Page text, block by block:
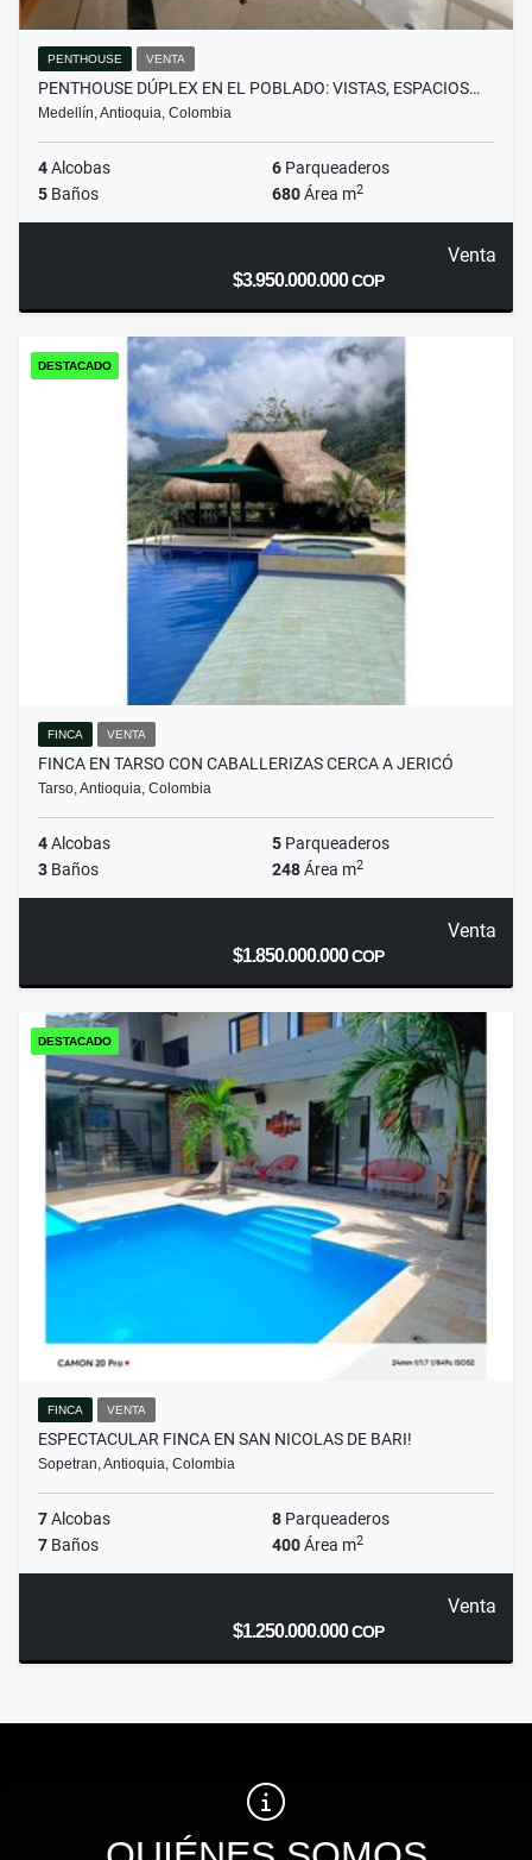
PENTHOUSE VENTA
PENTHOUSE DÚPLEX EN EL POBLADO: VISTAS, ESPACIOS…
Medellín, Antioquia, Colombia
4Alcobas 6 Parqueaderos
5 Baños 680Área m2
Venta
$3.950.000.000COP
DESTACADO
FINCA VENTA
FINCA EN TARSO CON CABALLERIZAS CERCA A JERICÓ
Tarso, Antioquia, Colombia
4Alcobas 5 Parqueaderos
3 Baños 248Área m2
Venta
$1.850.000.000COP
DESTACADO
FINCA VENTA
ESPECTACULAR FINCA EN SAN NICOLAS DE BARI!
Sopetran, Antioquia, Colombia
7Alcobas 8 Parqueaderos
7 Baños 400Área m2
Venta
$1.250.000.000COP